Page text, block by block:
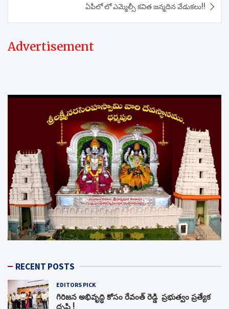
ఏపీలో లో ఎమ్మెల్సీ కవిత జన్మదిన వేడుకలు!!
Advertisement
RECENT POSTS
EDITORS PICK
గిరిజన అభివృద్ధి కోసం రేవంత్ రెడ్డి ప్రభుత్వం ప్రత్యేక
దృష్టి !